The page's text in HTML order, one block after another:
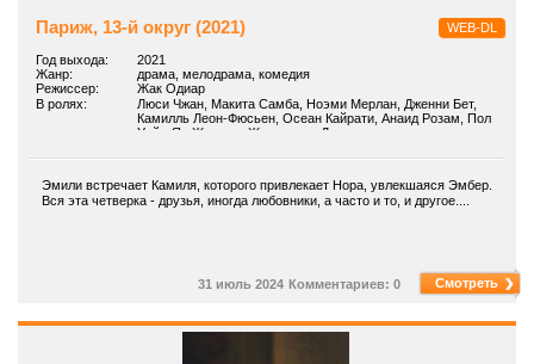
Париж, 13-й округ (2021) WEB-DL
Год выхода:
2021
Жанр:
драма, мелодрама, комедия
Режиссер:
Жак Одиар
В ролях:
Люси Чжан, Макита Самба, Ноэми Мерлан, Дженни Бет,
Камилль Леон-Фюсьен, Осеан Кайрати, Анаид Розам, Пол
Уайт, Ян Жунъин, Женевьева Доан
Эмили встречает Камиля, которого привлекает Нора, увлекшаяся Эмбер.
Вся эта четверка - друзья, иногда любовники, а часто и то, и другое....
31 июль 2024 Комментариев: 0 Смотреть